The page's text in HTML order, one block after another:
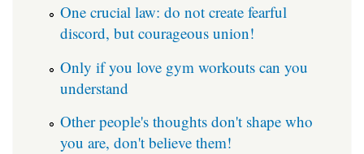
One crucial law: do not create fearful
discord, but courageous union!
Only if you love gym workouts can you
understand
Other people's thoughts don't shape who
you are, don't believe them!